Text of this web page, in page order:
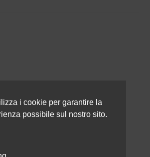
privacy
i cookie per garantire la
possibile sul nostro sito.